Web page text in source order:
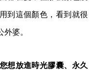
到這個顏色，看到就很
婆。
想放進時光膠囊、永久